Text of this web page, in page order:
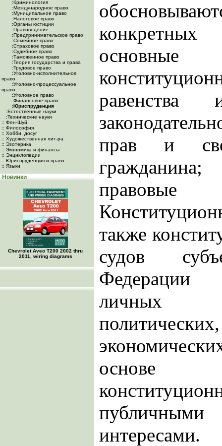
:Криминология
:Международное право
:Муниципальное право
:Налоговое право
:Органы юстиции
:Правоведение
:Предпринимательское право
:Семейное право
:Страховое право
:Судебное право
:Таможенное право
:Теория государства и права
:Трудовое право
:Уголовно-исполнительное
право
:Уголовно-процессуальное
право
:Уголовное право
:Финансовое право
:Юриспруденция
:Естественные науки
:Технические науки
:: Фен-Шуй
:: Философия
:: Хобби, досуг
:: Художественная лит-ра
:: Эзотерика
:: Экономика и финансы
:: Энциклопедии
:: Юриспруденция и право
:: Языки
Новинки
Chevrolet Aveo Т200 2002 thru
2011, wiring diagrams
равенства
прав и
также
судов
личных
основе